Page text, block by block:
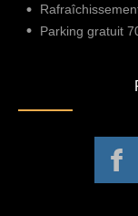
Parking gratuit